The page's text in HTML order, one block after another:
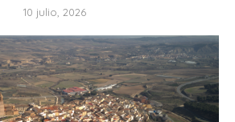
10 julio, 2026